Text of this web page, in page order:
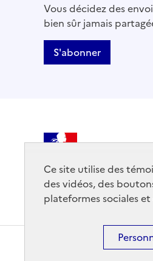
Ce site utilise des
des vidéos, des
plateformes sociales
Vous décidez des
bien sûr jamais
S'abonner
DE LA CULTURE